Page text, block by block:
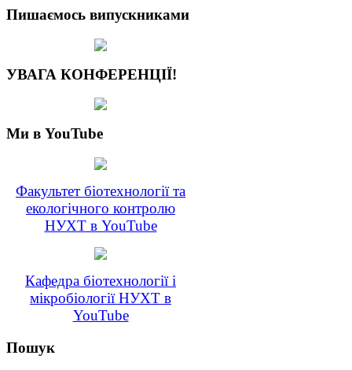
Пишаємось випускниками
УВАГА КОНФЕРЕНЦІЇ!
Ми в YouTube
Факультет біотехнології та
екологічного контролю
НУХТ в YouTube
Кафедра біотехнології і
мікробіології НУХТ в
YouTube
Пошук